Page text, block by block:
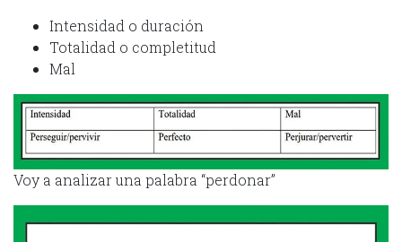
Intensidad o duración
Totalidad o completitud
Mal
Voy a analizar una palabra “perdonar”